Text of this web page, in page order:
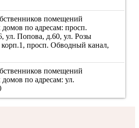
помещений
по адресам: просп.
ул. Попова, д.60, ул. Розы
просп. Обводный канал,
помещений
по адресам: ул.